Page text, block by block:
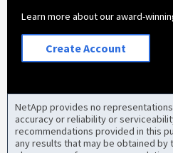
Learn more about our award-
Create Account
NetApp provides no
accuracy or reliability or
recommendations provided in this
any results that may be obtained